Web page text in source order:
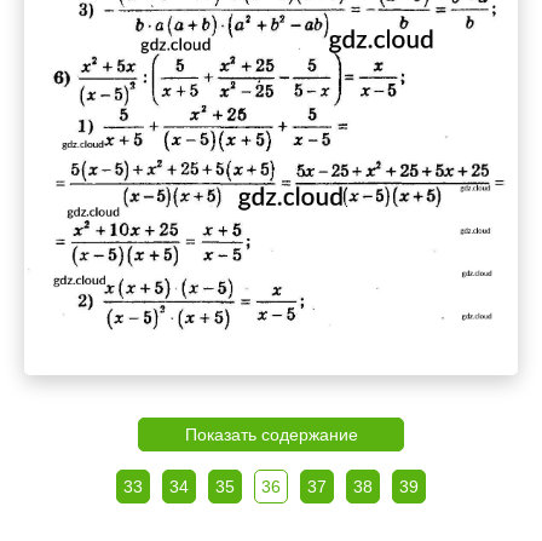
Показать содержание
33 34 35 36 37 38 39